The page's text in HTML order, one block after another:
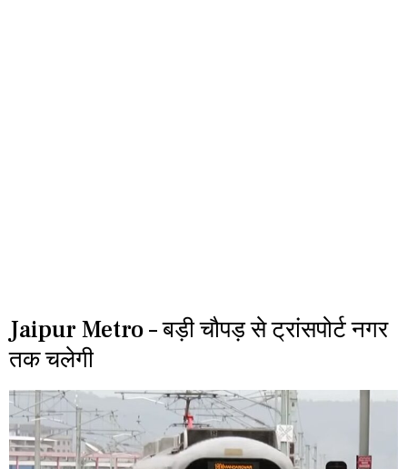
Jaipur Metro – बड़ी चौपड़ से ट्रांसपोर्ट नगर
तक चलेगी